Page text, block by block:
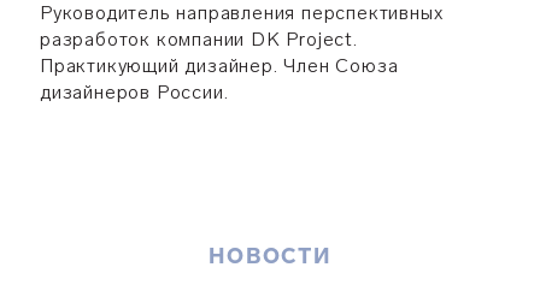
Руководитель направления перспективных
разработок компании DK Project.
Практикующий дизайнер. Член Союза
дизайнеров России.
НОВОСТИ